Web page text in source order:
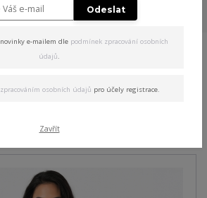
Yakuza dámské šaty Flowers Casual T-Shirt
Dress
Odeslat
e-mailem dle podmínek zpracování osobních
údajů.
zpracováním osobních údajů pro účely registrace.
Zavřít